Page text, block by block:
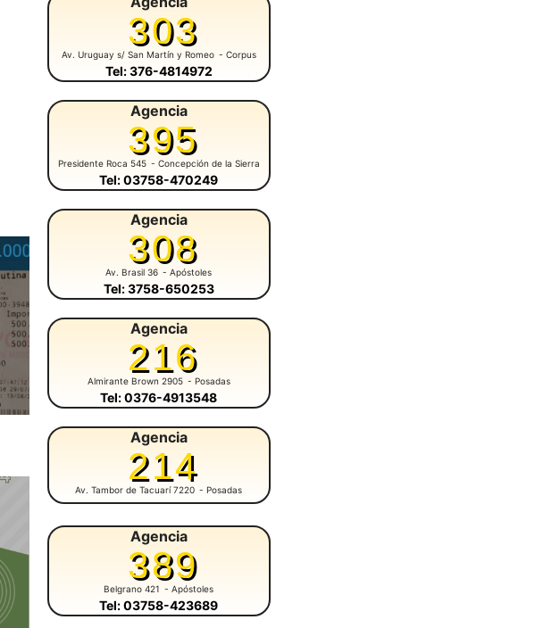
303
Av. Uruguay s/ San Martín y Romeo - Corpus
Tel: 376-4814972
Agencia
395
Presidente Roca 545 - Concepción de la Sierra
Tel: 03758-470249
Agencia
308
Av. Brasil 36 - Apóstoles
Tel: 3758-650253
Agencia
216
Almirante Brown 2905 - Posadas
Tel: 0376-4913548
Agencia
214
Av. Tambor de Tacuarí 7220 - Posadas
Agencia
389
Belgrano 421 - Apóstoles
Tel: 03758-423689